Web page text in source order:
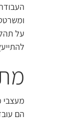
על
מעצבי
הם